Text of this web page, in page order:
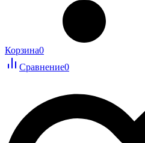
Корзина0
Сравнение0